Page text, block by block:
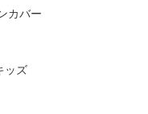
カバー
ッズ